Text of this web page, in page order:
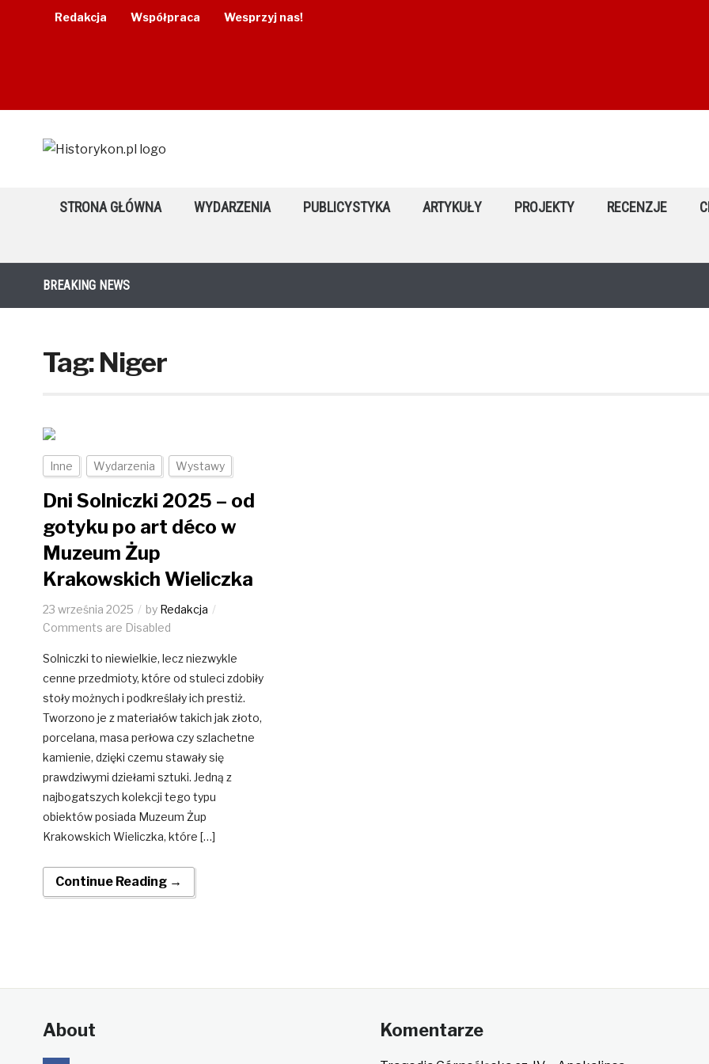
Redakcja Współpraca Wesprzyj nas!
STRONA GŁÓWNA WYDARZENIA PUBLICYSTYKA ARTYKUŁY PROJEKTY RECENZJE
BREAKING NEWS
Tag:Niger
Inne Wydarzenia Wystawy
Dni Solniczki 2025 – od
gotyku po art déco w
Muzeum Żup
Krakowskich Wieliczka
23 września 2025 by Redakcja
Comments are Disabled
Solniczki to niewielkie, lecz niezwykle
cenne przedmioty, które od stuleci zdobiły
stoły możnych i podkreślały ich prestiż.
Tworzono je z materiałów takich jak złoto,
porcelana, masa perłowa czy szlachetne
kamienie, dzięki czemu stawały się
prawdziwymi dziełami sztuki. Jedną z
najbogatszych kolekcji tego typu
obiektów posiada Muzeum Żup
Krakowskich Wieliczka, które […]
Continue Reading →
About Komentarze